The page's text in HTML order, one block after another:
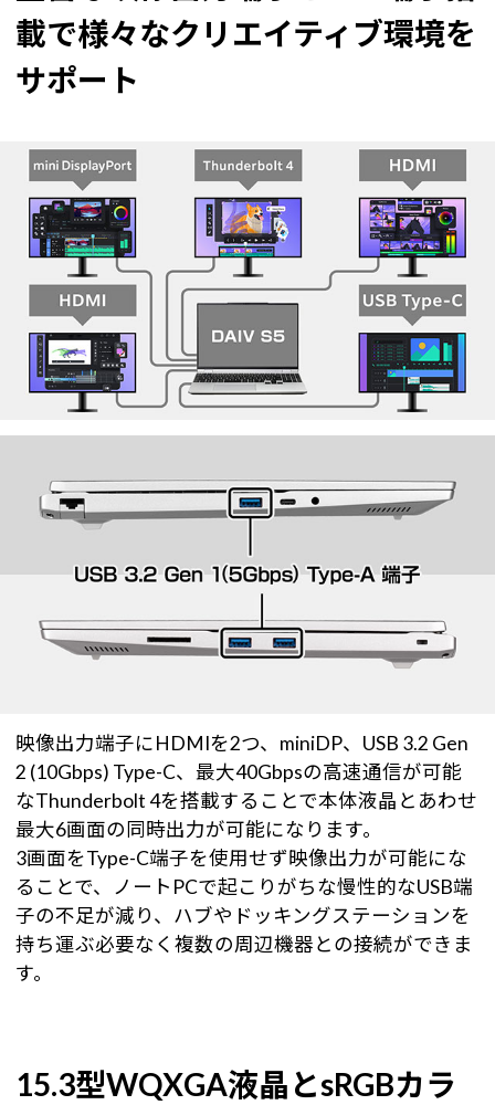
載で様々なクリエイティブ環境を
サポート
映像出力端子にHDMIを2つ、miniDP、USB 3.2 Gen
2 (10Gbps) Type-C、最大40Gbpsの高速通信が可能
なThunderbolt 4を搭載することで本体液晶とあわせ
最大6画面の同時出力が可能になります。
3画面をType-C端子を使用せず映像出力が可能にな
ることで、ノートPCで起こりがちな慢性的なUSB端
子の不足が減り、ハブやドッキングステーションを
持ち運ぶ必要なく複数の周辺機器との接続ができま
す。
15.3型WQXGA液晶とsRGBカラ